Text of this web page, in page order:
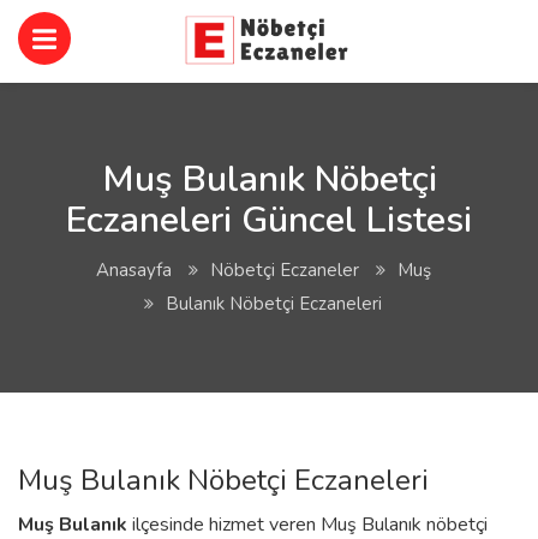
Muş Bulanık Nöbetçi
Eczaneleri Güncel Listesi
Anasayfa Nöbetçi Eczaneler
Muş
Bulanık Nöbetçi Eczaneleri
Muş Bulanık Nöbetçi Eczaneleri
Muş Bulanık ilçesinde hizmet veren Muş Bulanık nöbetçi